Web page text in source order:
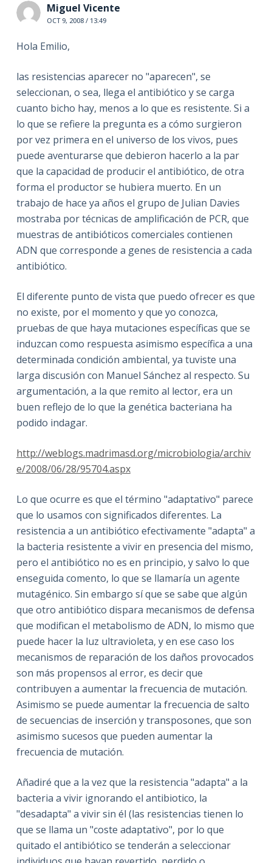
Miguel Vicente
OCT 9, 2008 / 13:49
Hola Emilio,
las resistencias aparecer no "aparecen", se
seleccionan, o sea, llega el antibiótico y se carga
cuanto bicho hay, menos a lo que es resistente. Si a
lo que se refiere la pregunta es a cómo surgieron
por vez primera en el universo de los vivos, pues
puede aventurarse que debieron hacerlo a la par
que la capacidad de producir el antibiótico, de otra
forma el productor se hubiera muerto. En un
trabajo de hace ya años el grupo de Julian Davies
mostraba por técnicas de amplificación de PCR, que
muestras de antibióticos comerciales contienen
ADN que corresponde a genes de resistencia a cada
antibiótico.
El diferente punto de vista que puedo ofrecer es que
no existe, por el momento y que yo conozca,
pruebas de que haya mutaciones específicas que se
induzcan como respuesta asimismo específica a una
determinada condición ambiental, ya tuviste una
larga discusión con Manuel Sánchez al respecto. Su
argumentación, a la que remito al lector, era un
buen reflejo de lo que la genética bacteriana ha
podido indagar.
http://weblogs.madrimasd.org/microbiologia/archiv
e/2008/06/28/95704.aspx
Lo que ocurre es que el término "adaptativo" parece
que lo usamos con significados diferentes. La
resistencia a un antibiótico efectivamente "adapta" a
la bacteria resistente a vivir en presencia del mismo,
pero el antibiótico no es en principio, y salvo lo que
enseguida comento, lo que se llamaría un agente
mutagénico. Sin embargo sí que se sabe que algún
que otro antibiótico dispara mecanismos de defensa
que modifican el metabolismo de ADN, lo mismo que
puede hacer la luz ultravioleta, y en ese caso los
mecanismos de reparación de los daños provocados
son más propensos al error, es decir que
contribuyen a aumentar la frecuencia de mutación.
Asimismo se puede aumentar la frecuencia de salto
de secuencias de inserción y transposones, que son
asimismo sucesos que pueden aumentar la
frecuencia de mutación.
Añadiré que a la vez que la resistencia "adapta" a la
bacteria a vivir ignorando el antibiotico, la
"desadapta" a vivir sin él (las resistencias tienen lo
que se llama un "coste adaptativo", por lo que
quitado el antibiótico se tenderán a seleccionar